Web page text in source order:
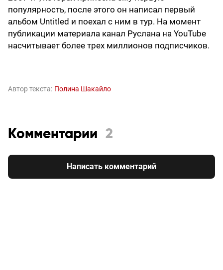
популярность, после этого он написал первый
альбом Untitled и поехал с ним в тур. На момент
публикации материала канал Руслана на YouTube
насчитывает более трех миллионов подписчиков.
Автор текста: Полина Шакайло
Комментарии 2
Написать комментарий